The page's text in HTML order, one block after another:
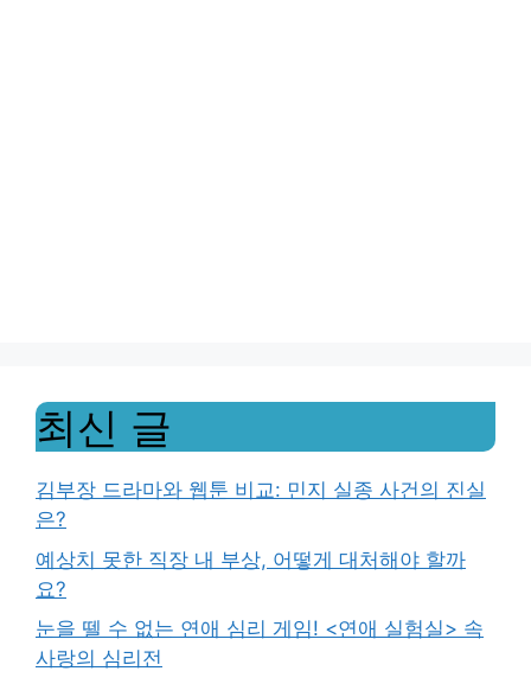
최신 글
김부장 드라마와 웹툰 비교: 민지 실종 사건의 진실
은?
예상치 못한 직장 내 부상, 어떻게 대처해야 할까
요?
눈을 뗄 수 없는 연애 심리 게임! <연애 실험실> 속
사랑의 심리전